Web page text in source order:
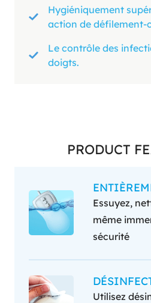
Hygiéniquement
action de défilement-
Le contrôle des
doigts.
PRODUCT
Essuyez,
même
sécurité
Utilisez